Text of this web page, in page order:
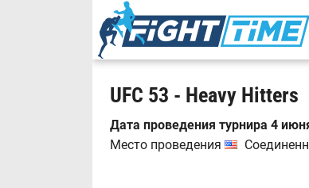
UFC 53 - Heavy Hitters
Дата проведения турнира 4
Место проведения